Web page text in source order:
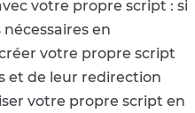
votre propre script : si
en
votre propre script
et de leur redirection
votre propre script en